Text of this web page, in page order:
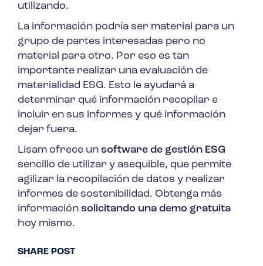
utilizando.
La información podría ser material para un
grupo de partes interesadas pero no
material para otro. Por eso es tan
importante realizar una evaluación de
materialidad ESG. Esto le ayudará a
determinar qué información recopilar e
incluir en sus informes y qué información
dejar fuera.
Lisam ofrece un software de gestión ESG
sencillo de utilizar y asequible, que permite
agilizar la recopilación de datos y realizar
informes de sostenibilidad. Obtenga más
información solicitando una demo gratuita
hoy mismo.
SHARE POST